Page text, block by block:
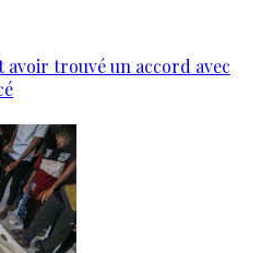
trouvé un accord avec